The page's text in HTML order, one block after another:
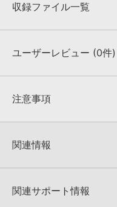
収録ファイル一覧
収録ファイル一覧
ユーザーレビュー (0件)
★★★★★
★5
★4
★1
注意事項
KONTAKTフォーマットは、
でお使いいただけます。無
4GBを超えるデータに関す
関連情報
マーセール！
関連サポート情報